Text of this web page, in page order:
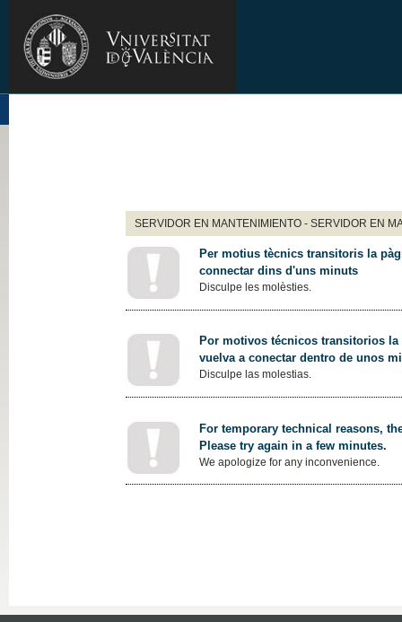
SERVIDOR EN MANTENIMIENTO - SERVIDOR EN
Per motius tècnics transitoris la
connectar dins d'uns minuts
Disculpe les molèsties.
Por motivos técnicos transitorios
vuelva a conectar dentro de unos
Disculpe las molestias.
For temporary technical reasons,
Please try again in a few minutes.
We apologize for any inconvenience.